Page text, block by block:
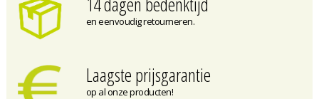
en eenvoudig retourneren.
Laagste prijsgarantie
op al onze producten!